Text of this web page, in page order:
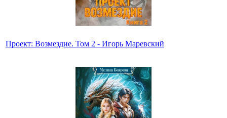
Проект: Возмездие. Том 2 - Игорь Маревский